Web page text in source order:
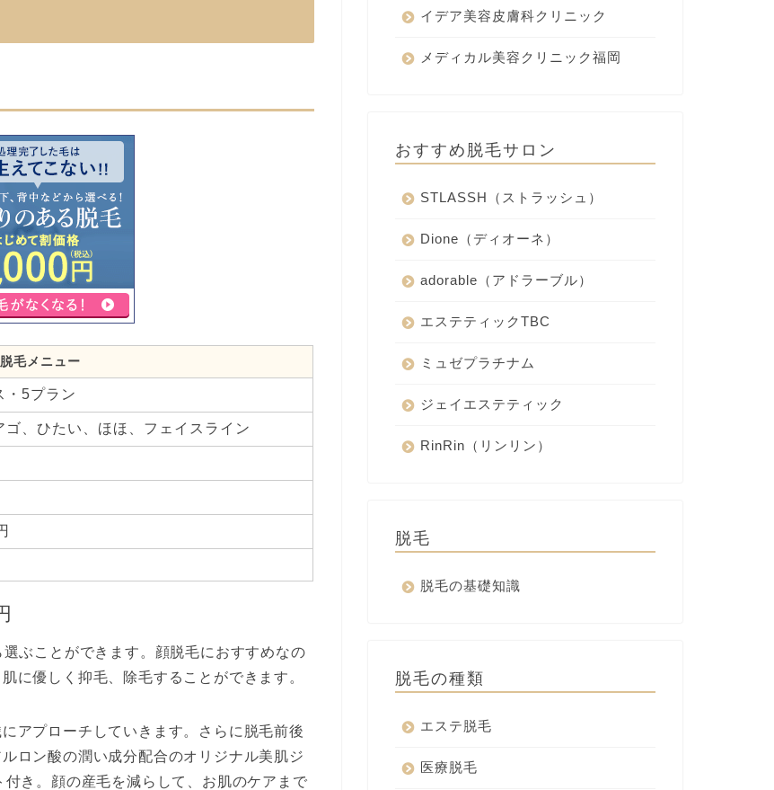
毛メニュー
・5プラン
ゴ、ひたい、ほほ、フェイスライン
ぶことができます。顔脱毛におすすめなの
に優しく抑毛、除毛することができます。
アプローチしていきます。さらに脱毛前後
ロン酸の潤い成分配合のオリジナル美肌ジ
き。顔の産毛を減らして、お肌のケアまで
イデア美容皮膚科クリニック
メディカル美容クリニック福岡
おすすめ脱毛サロン
STLASSH（ストラッシュ）
Dione（ディオーネ）
adorable（アドラーブル）
エステティックTBC
ミュゼプラチナム
ジェイエステティック
RinRin（リンリン）
脱毛
脱毛の基礎知識
脱毛の種類
エステ脱毛
医療脱毛